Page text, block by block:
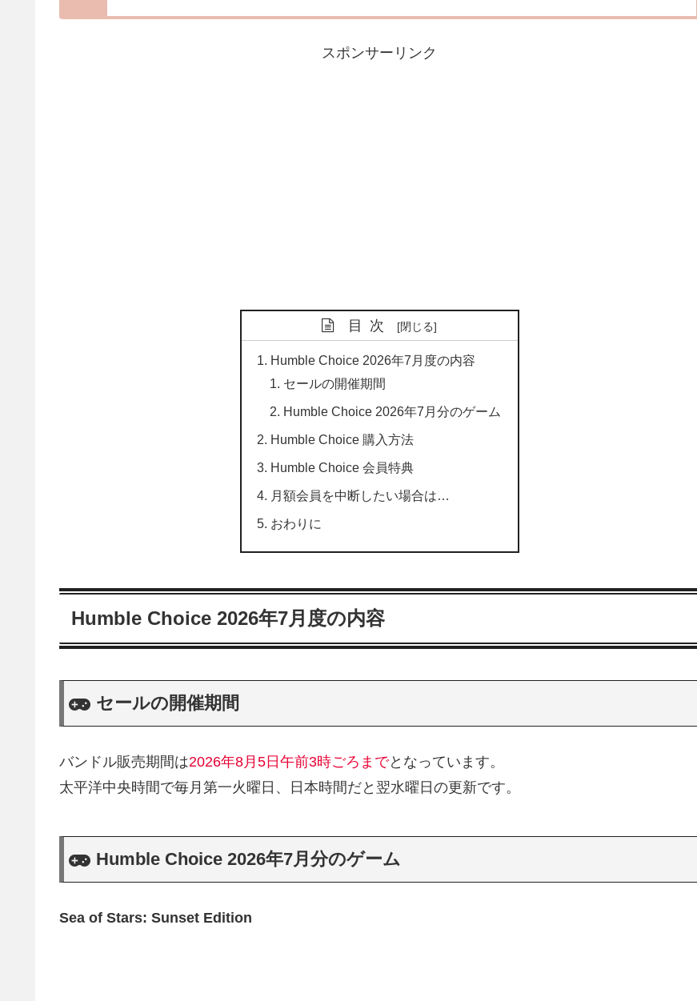
スポンサーリンク
目次
Humble Choice 2026年7月度の内容
セールの開催期間
Humble Choice 2026年7月分のゲーム
Humble Choice 購入方法
Humble Choice 会員特典
月額会員を中断したい場合は…
おわりに
Humble Choice 2026年7月度の内容
セールの開催期間
バンドル販売期間は2026年8月5日午前3時ごろまでとなっています。
太平洋中央時間で毎月第一火曜日、日本時間だと翌水曜日の更新です。
Humble Choice 2026年7月分のゲーム
Sea of Stars: Sunset Edition